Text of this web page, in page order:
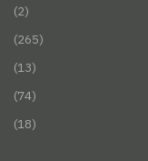
(2)
(265)
(13)
(74)
(18)